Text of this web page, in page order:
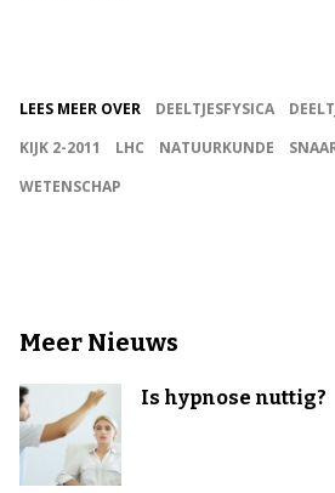
LEES MEER OVER DEELTJESFYSICA
KIJK 2-2011
LHC NATUURKUNDE
WETENSCHAP
Meer Nieuws
Is hypnose nuttig?